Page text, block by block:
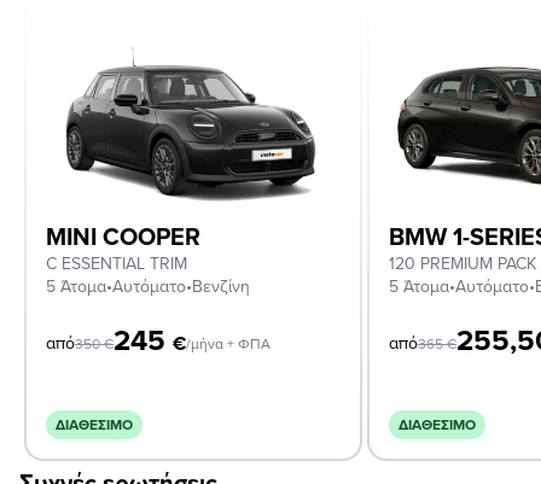
MINI COOPER
C ESSENTIAL TRIM
5 Άτομα•Αυτόματο•Βενζίνη
από350€245 €/μήνα + ΦΠΑ
ΔΙΑΘΈΣΙΜΟ
BMW 1-
120 PREMIUM PACK
5 Άτομα•Αυτόματο•
από365€
ΔΙΑΘΈΣΙΜΟ